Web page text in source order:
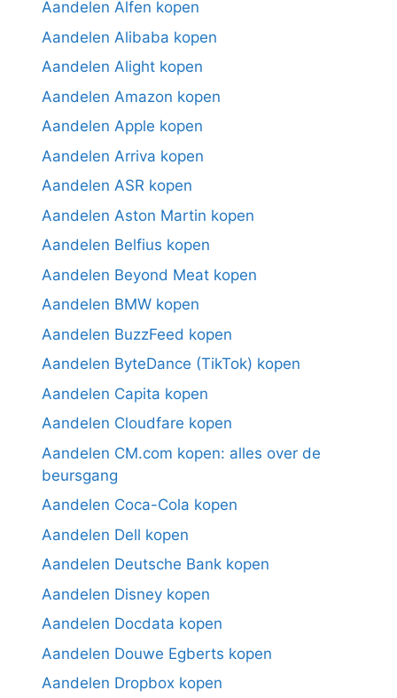
Aandelen Alfen kopen
Aandelen Alibaba kopen
Aandelen Alight kopen
Aandelen Amazon kopen
Aandelen Apple kopen
Aandelen Arriva kopen
Aandelen ASR kopen
Aandelen Aston Martin kopen
Aandelen Belfius kopen
Aandelen Beyond Meat kopen
Aandelen BMW kopen
Aandelen BuzzFeed kopen
Aandelen ByteDance (TikTok) kopen
Aandelen Capita kopen
Aandelen Cloudfare kopen
Aandelen CM.com kopen: alles over de
beursgang
Aandelen Coca-Cola kopen
Aandelen Dell kopen
Aandelen Deutsche Bank kopen
Aandelen Disney kopen
Aandelen Docdata kopen
Aandelen Douwe Egberts kopen
Aandelen Dropbox kopen